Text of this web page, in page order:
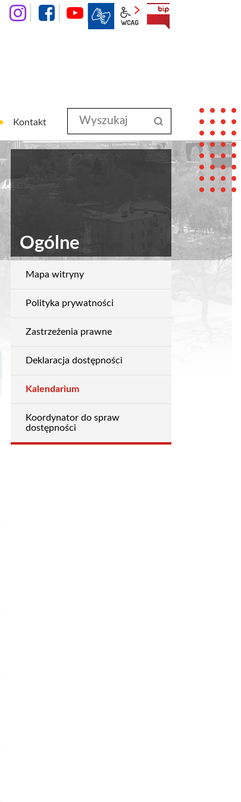
instagram
facebookYouTube
wcag2.1
Kontakt
Wyszukaj
serwisie
Ogólne
następny miesiąc
Ogólne
Mapa witryny
Polityka prywatności
Zastrzeżenia prawne
Deklaracja dostępności
Kalendarium
Koordynator do spraw
dostępności